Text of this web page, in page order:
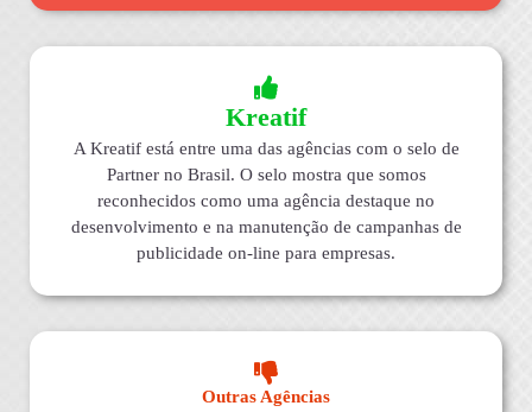
Kreatif
A Kreatif está entre uma das agências com o selo de
Partner no Brasil. O selo mostra que somos
reconhecidos como uma agência destaque no
desenvolvimento e na manutenção de campanhas de
publicidade on-line para empresas.
Outras Agências